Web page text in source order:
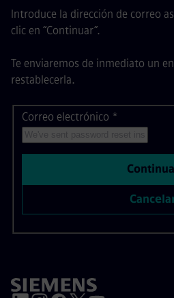
Introduce la dirección de correo
clic en “Continuar”.
Te enviaremos de inmediato un
restablecerla.
Restablecer contraseña con tu
Correo electrónico *